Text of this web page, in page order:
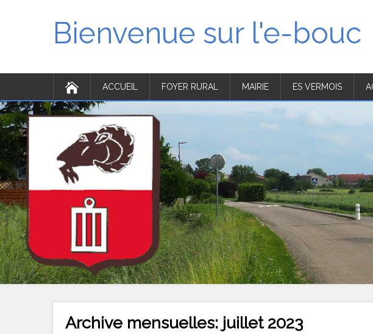
Bienvenue sur l'e-bouc
ACCUEIL FOYER RURAL MAIRIE ES VERMOIS
Archive mensuelles: juillet 2023